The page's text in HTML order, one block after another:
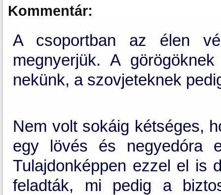
Kommentár:
A csoportban az élen
megnyerjük. A
nekünk, a szovjeteknek
Nem volt sokáig kétséges,
egy lövés és negyedóra
Tulajdonképpen ezzel el is
feladták, mi pedig a